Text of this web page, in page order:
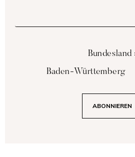
Bundesland :